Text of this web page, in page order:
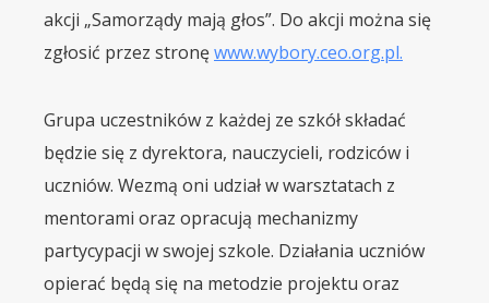
akcji „Samorządy mają głos”. Do akcji można się
zgłosić przez stronęwww.wybory.ceo.org.pl.
Grupa uczestników z każdej ze szkół składać
będzie się z dyrektora, nauczycieli, rodziców i
uczniów. Wezmą oni udział w warsztatach z
mentorami oraz opracują mechanizmy
partycypacji w swojej szkole. Działania uczniów
opierać będą się na metodzie projektu oraz